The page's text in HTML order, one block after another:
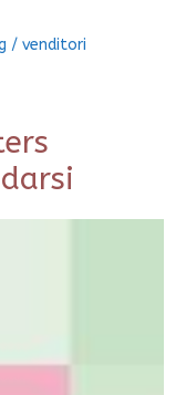
/ venditori